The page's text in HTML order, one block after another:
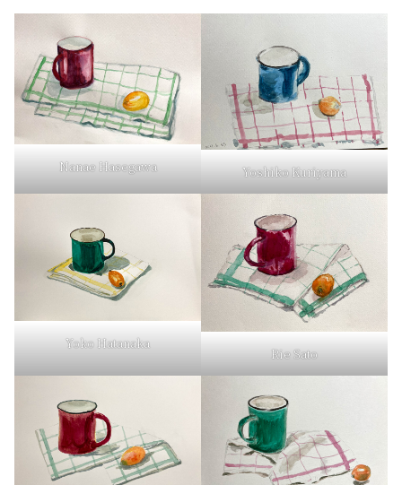
Nanae Hasegawa Yoshiko Kuriyama
Yoko Hatanaka
Rie Sato